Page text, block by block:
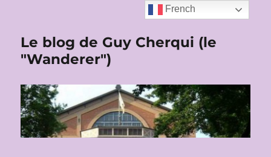
Le blog de Guy Cherqui (le
"Wanderer")
French